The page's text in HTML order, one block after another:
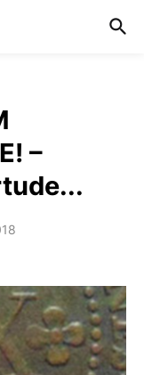
–